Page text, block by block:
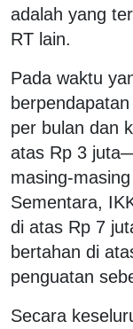
adalah yang
RT lain.
Pada waktu
per bulan dan
atas Rp 3
masing-
Sementara,
di atas Rp 7
bertahan di
penguatan
Secara